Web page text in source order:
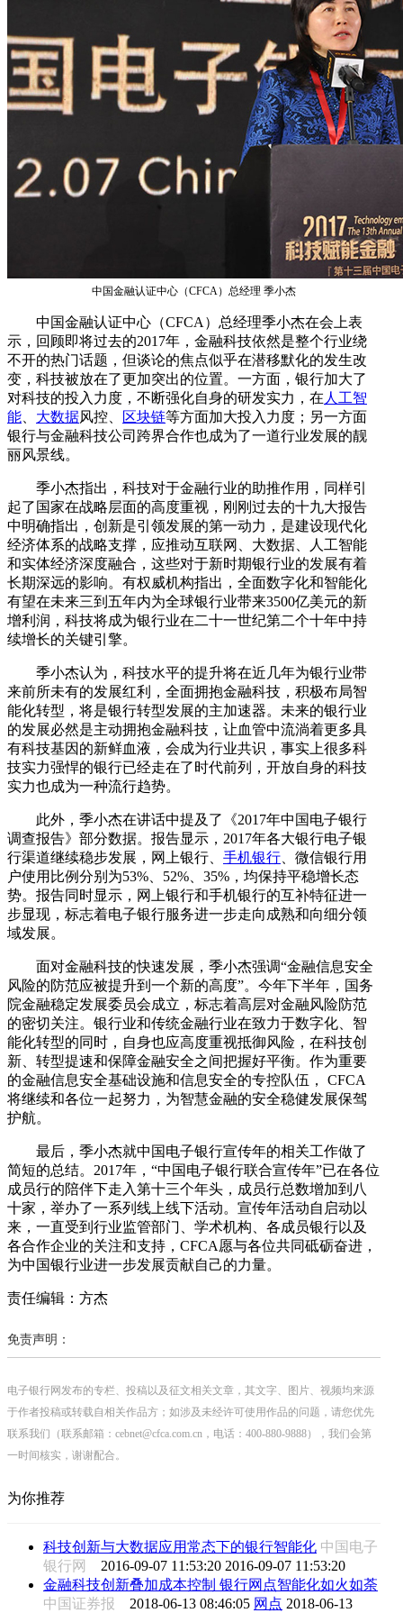
中国金融认证中心（CFCA）总经理 季小杰
中国金融认证中心（CFCA）总经理季小杰在会上表
示，回顾即将过去的2017年，金融科技依然是整个行业绕
不开的热门话题，但谈论的焦点似乎在潜移默化的发生改
变，科技被放在了更加突出的位置。一方面，银行加大了
对科技的投入力度，不断强化自身的研发实力，在 人工智
能
大数据风控、 区块链等方面加大投入力度；另一方面
银行与金融科技公司跨界合作也成为了一道行业发展的靓
丽风景线。
季小杰指出，科技对于金融行业的助推作用，同样引
起了国家在战略层面的高度重视，刚刚过去的十九大报告
中明确指出，创新是引领发展的第一动力，是建设现代化
经济体系的战略支撑，应推动互联网、大数据、人工智能
和实体经济深度融合，这些对于新时期银行业的发展有着
长期深远的影响。有权威机构指出，全面数字化和智能化
有望在未来三到五年内为全球银行业带来3500亿美元的新
增利润，科技将成为银行业在二十一世纪第二个十年中持
续增长的关键引擎。
季小杰认为，科技水平的提升将在近几年为银行业带
来前所未有的发展红利，全面拥抱金融科技，积极布局智
能化转型，将是银行转型发展的主加速器。未来的银行业
的发展必然是主动拥抱金融科技，让血管中流淌着更多具
有科技基因的新鲜血液，会成为行业共识，事实上很多科
技实力强悍的银行已经走在了时代前列，开放自身的科技
实力也成为一种流行趋势。
此外，季小杰在讲话中提及了《2017年中国电子银行
调查报告》部分数据。报告显示，2017年各大银行电子银
行渠道继续稳步发展，网上银行、 手机银行 、微信银行用
户使用比例分别为53%、52%、35%，均保持平稳增长态
势。报告同时显示，网上银行和手机银行的互补特征进一
步显现，标志着电子银行服务进一步走向成熟和向细分领
域发展。
面对金融科技的快速发展，季小杰强调“金融信息安全
风险的防范应被提升到一个新的高度”。今年下半年，国务
院金融稳定发展委员会成立，标志着高层对金融风险防范
的密切关注。银行业和传统金融行业在致力于数字化、智
能化转型的同时，自身也应高度重视抵御风险，在科技创
新、转型提速和保障金融安全之间把握好平衡。作为重要
的金融信息安全基础设施和信息安全的专控队伍， CFCA
将继续和各位一起努力，为智慧金融的安全稳健发展保驾
护航。
最后，季小杰就中国电子银行宣传年的相关工作做了
简短的总结。2017年，“中国电子银行联合宣传年”已在各位
成员行的陪伴下走入第十三个年头，成员行总数增加到八
十家，举办了一系列线上线下活动。宣传年活动自启动以
来，一直受到行业监管部门、学术机构、各成员银行以及
各合作企业的关注和支持，CFCA愿与各位共同砥砺奋进，
为中国银行业进一步发展贡献自己的力量。
责任编辑：方杰
免责声明：
电子银行网发布的专栏、投稿以及征文相关文章，其文字、图片、视频均来源
于作者投稿或转载自相关作品方；如涉及未经许可使用作品的问题，请您优先
联系我们（联系邮箱：cebnet@cfca.com.cn，电话：400-880-9888），我们会第
一时间核实，谢谢配合。
为你推荐
科技创新与大数据应用常态下的银行智能化 中国电子
银行网 2016-09-07 11:53:20 2016-09-07 11:53:20
金融科技创新叠加成本控制 银行网点智能化如火如荼
中国证券报 2018-06-13 08:46:05 网点 2018-06-13